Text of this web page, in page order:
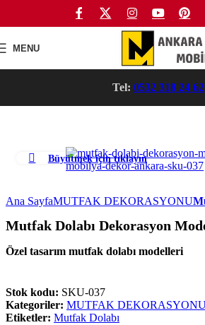
Skip to navigation Skip to main content
MENU
Tel: 0532 318 24 62
Büyütmek için tıklayın
Ana SayfaMUTFAK DEKORASYONU
Mutfak Dolabı Dekorasyon
Özel tasarım mutfak dolabı modelleri
Stok kodu: SKU-037
Kategoriler: MUTFAK
Etiketler: Mutfak Dolabı